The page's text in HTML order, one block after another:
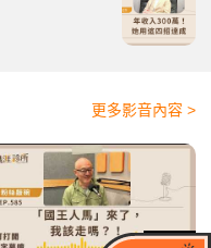
更多影音內容 >
30:41